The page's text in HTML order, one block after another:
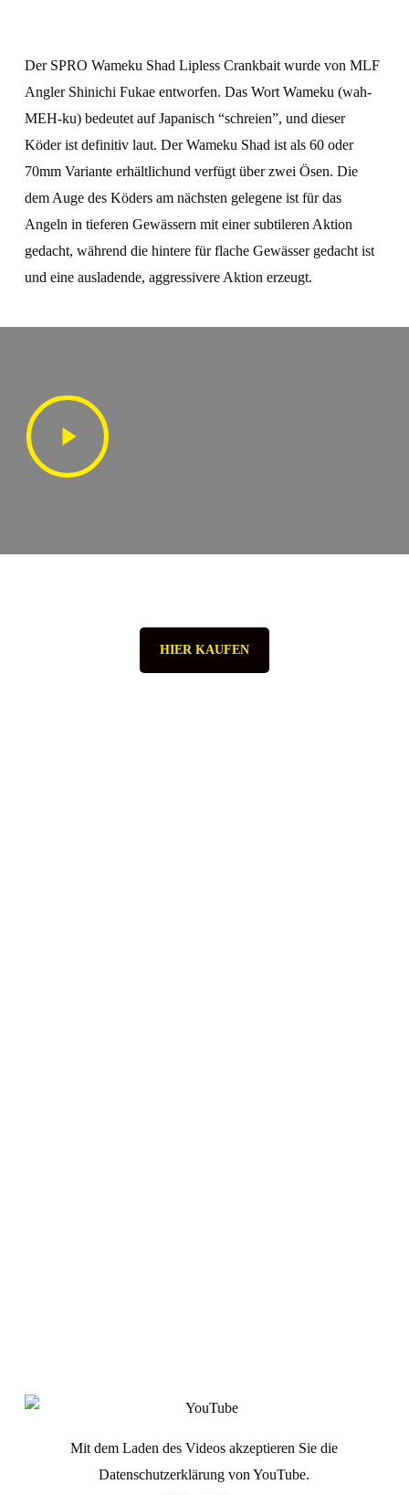
Der SPRO Wameku Shad Lipless Crankbait wurde von MLF
Angler Shinichi Fukae entworfen. Das Wort Wameku (wah-
MEH-ku) bedeutet auf Japanisch “schreien”, und dieser
Köder ist definitiv laut. Der Wameku Shad ist als 60 oder
70mm Variante erhältlichund verfügt über zwei Ösen. Die
dem Auge des Köders am nächsten gelegene ist für das
Angeln in tieferen Gewässern mit einer subtileren Aktion
gedacht, während die hintere für flache Gewässer gedacht ist
und eine ausladende, aggressivere Aktion erzeugt.
Play
Video
HIER KAUFEN
Mit dem Laden des Videos akzeptieren Sie die
Datenschutzerklärung von YouTube.